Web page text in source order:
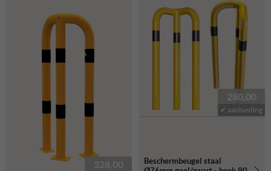
328,00
280,00
✔ aanbieding
Beschermbeugel staal